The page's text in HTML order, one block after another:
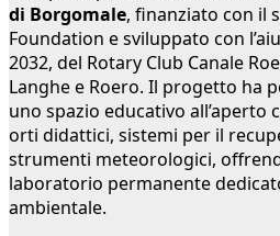
di Borgomale, finanziato con il
Foundation e sviluppato con
2032, del Rotary Club Canale
Langhe e Roero. Il progetto ha
uno spazio educativo
orti didattici, sistemi per il
strumenti meteorologici,
laboratorio permanente
ambientale.